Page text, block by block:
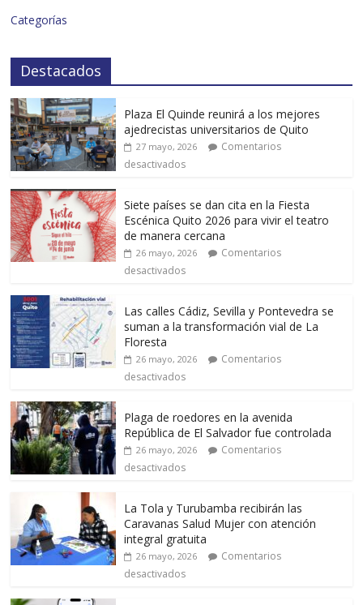
Categorías
Destacados
Plaza El Quinde reunirá a los mejores
ajedrecistas universitarios de Quito
27 mayo, 2026
Comentarios
desactivados
Siete países se dan cita en la Fiesta
Escénica Quito 2026 para vivir el teatro
de manera cercana
26 mayo, 2026
Comentarios
desactivados
Las calles Cádiz, Sevilla y Pontevedra se
suman a la transformación vial de La
Floresta
26 mayo, 2026
Comentarios
desactivados
Plaga de roedores en la avenida
República de El Salvador fue controlada
26 mayo, 2026
Comentarios
desactivados
La Tola y Turubamba recibirán las
Caravanas Salud Mujer con atención
integral gratuita
26 mayo, 2026
Comentarios
desactivados